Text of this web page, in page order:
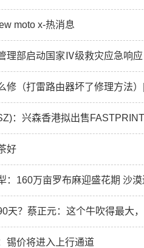
moto x-热消息
理部启动国家Ⅳ级救灾应急响
修（打雷路由器坏了修理方法
好
：160万亩罗布麻迎盛花期 沙漠
天？蔡正元：这个牛吹得最大
锡价将进入上行通道